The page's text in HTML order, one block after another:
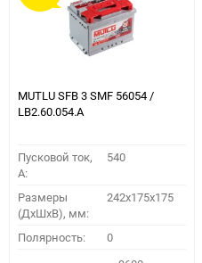
MUTLU SFB 3 SMF 56054 /
LB2.60.054.A
Пусковой ток,
A:
540
Размеры
(ДхШхВ), мм:
242x175x175
Полярность:
0